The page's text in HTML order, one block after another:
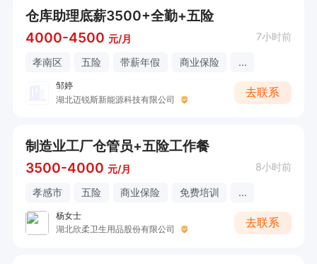
仓库助理底薪3500+全勤+五险
4000-4500 元/月 7小时前
孝南区 五险 带薪年假 商业保险 ...
邹婷
湖北迈锐斯新能源科技有限公司
去联系
制造业工厂仓管员+五险工作餐
3500-4000 元/月 8小时前
孝感市 五险 商业保险 免费培训 ...
杨女士
湖北欣柔卫生用品股份有限公司
去联系